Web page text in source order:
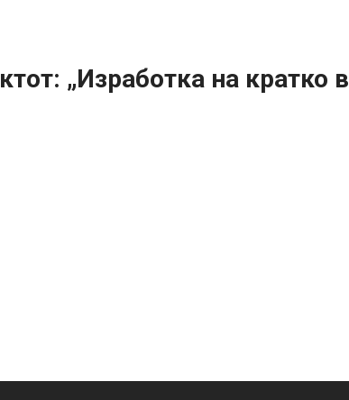
„Изработка на кратко